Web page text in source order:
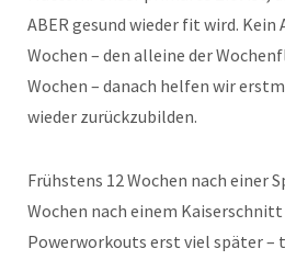
ABER gesund wieder fit wird. Kein
Wochen – den alleine der
Wochen – danach helfen wir
wieder zurückzubilden.
Frühstens 12 Wochen nach einer
Wochen nach einem
Powerworkouts erst viel später